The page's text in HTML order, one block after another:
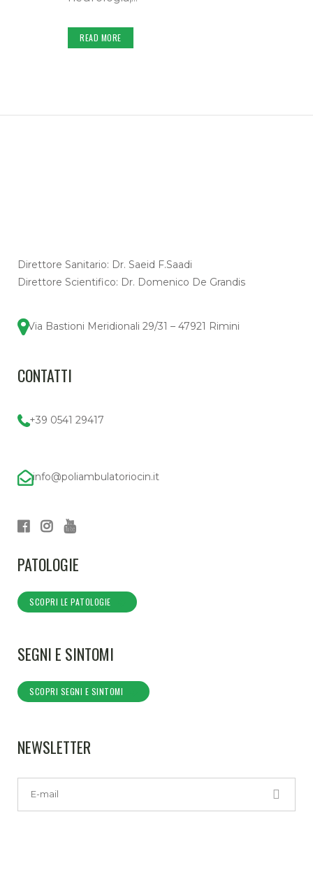
READ MORE
Direttore Sanitario: Dr. Saeid F.Saadi
Direttore Scientifico: Dr. Domenico De Grandis
Via Bastioni Meridionali 29/31 – 47921 Rimini
CONTATTI
+39 0541 29417
info@poliambulatoriocin.it
PATOLOGIE
SCOPRI LE PATOLOGIE
SEGNI E SINTOMI
SCOPRI SEGNI E SINTOMI
NEWSLETTER